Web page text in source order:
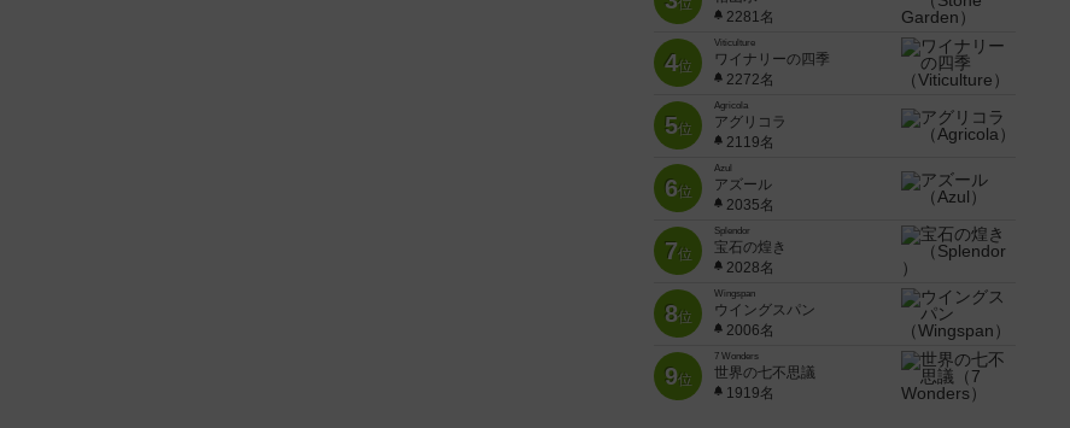
位
2281名
4位
Viticulture
ワイナリーの四季
2272名
5位
Agricola
アグリコラ
2119名
6位
Azul
アズール
2035名
7位
Splendor
宝石の煌き
2028名
8位
Wingspan
ウイングスパン
2006名
9位
7 Wonders
世界の七不思議
1919名